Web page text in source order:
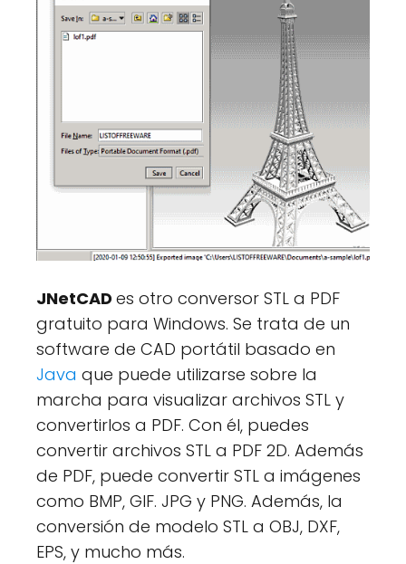
JNetCAD es otro conversor STL a PDF
gratuito para Windows. Se trata de un
software de CAD portátil basado en
Java que puede utilizarse sobre la
marcha para visualizar archivos STL y
convertirlos a PDF. Con él, puedes
convertir archivos STL a PDF 2D. Además
de PDF, puede convertir STL a imágenes
como BMP, GIF. JPG y PNG. Además, la
conversión de modelo STL a OBJ, DXF,
EPS, y mucho más.